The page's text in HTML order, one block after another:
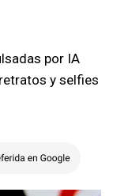
por IA
y selfies